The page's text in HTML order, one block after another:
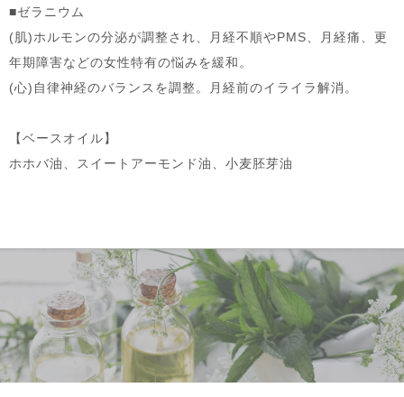
■ゼラニウム
(肌)ホルモンの分泌が調整され、月経不順やPMS、月経痛、更
年期障害などの女性特有の悩みを緩和。
(心)自律神経のバランスを調整。月経前のイライラ解消。
【ベースオイル】
ホホバ油、スイートアーモンド油、小麦胚芽油